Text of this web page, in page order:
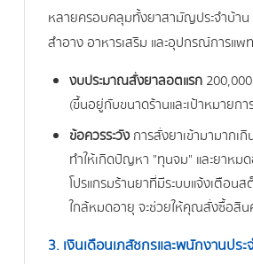
หลายครอบคลุมทั้งยาสามัญประจำบ้าน
สำอาง อาหารเสริม และอุปกรณ์การแพ
งบประมาณสั่งยาลอตแรก
(ขึ้นอยู่กับขนาดร้านและเป้าหมายกา
ข้อควรระวังการสั่งยาเข้ามามากเกิ
ทำให้เกิดปัญหา "ทุนจม" และยาหม
โปรแกรมร้านยาที่มีระบบแจ้งเตือน
ใกล้หมดอายุ จะช่วยให้คุณสั่งซื้อสิน
3. เงินเดือนเภสัชกรและพนักงานประ